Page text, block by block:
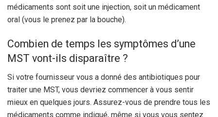
médicaments sont soit une injection, soit un médicament
oral (vous le prenez par la bouche).
Combien de temps les symptômes d’une
MST vont-ils disparaître ?
Si votre fournisseur vous a donné des antibiotiques pour
traiter une MST, vous devriez commencer à vous sentir
mieux en quelques jours. Assurez-vous de prendre tous les
médicaments comme indiqué, même si vous vous sentez